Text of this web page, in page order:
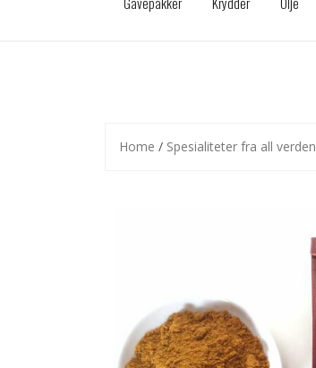
Home / Spesialiteter fra all verden